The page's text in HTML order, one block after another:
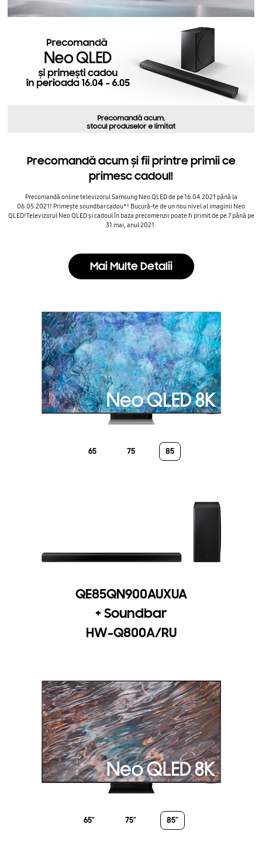
Precomandă acum și fii printre primii ce
primesc cadoul!
Precomandă online televizorul Samsung Neo QLED de pe 16.04.2021 până la
06.05.2021! Primește soundbar cadou*! Bucură-te de un nou nivel al imaginii Neo
QLED!Televizorul Neo QLED și cadoul în baza precomenzii poate fi primit de pe 7 până pe
31 mai, anul 2021.
Mai Multe Detalii
65 75 85
QE85QN900AUXUA
+ Soundbar
HW-Q800A/RU
65” 75” 85”